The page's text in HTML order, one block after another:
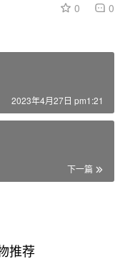
0 0
2023年4月27日 pm1:21
下一篇
推荐